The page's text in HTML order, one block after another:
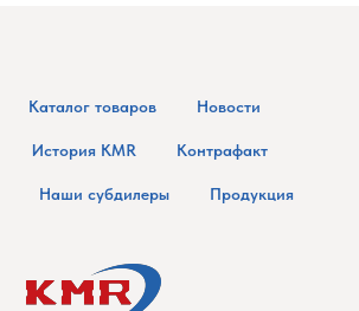
Каталог товаров Новости
История KMR Контрафакт
Наши субдилеры Продукция